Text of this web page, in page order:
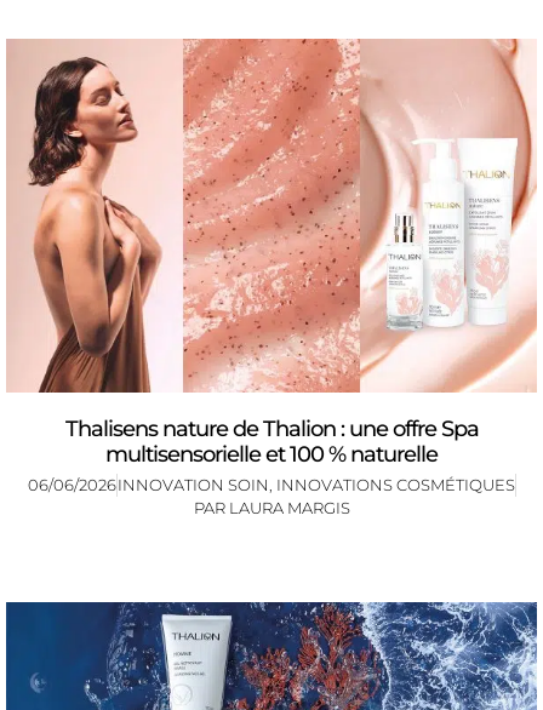
Thalisens nature de Thalion : une offre Spa
multisensorielle et 100 % naturelle
06/06/2026INNOVATION SOIN INNOVATIONS COSMÉTIQUES
PAR LAURA MARGIS